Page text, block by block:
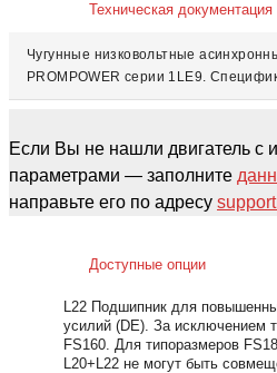
Чугунные низковольтные
PROMPOWER серии 1LE9.
Если Вы не нашли двигатель с
параметрами — заполните
направьте его по адресу
Доступные опции
L22 Подшипник для
усилий (DE). За исключением
FS160. Для типоразмеров
L20+L22 не могут быть